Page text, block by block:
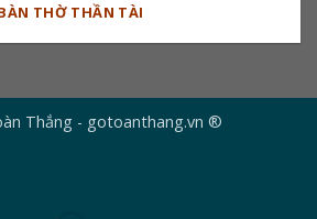
THỜ THẦN TÀI
Thắng - gotoanthang.vn ®